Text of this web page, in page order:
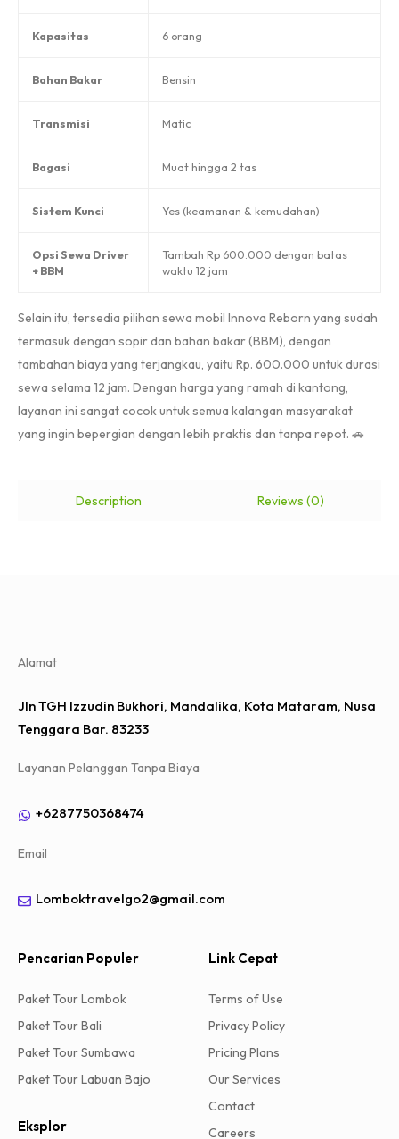
Kapasitas 6 orang
Bahan Bakar Bensin
Transmisi Matic
Bagasi Muat hingga 2 tas
Sistem Kunci Yes (keamanan & kemudahan)
Opsi Sewa Driver
+ BBM
Tambah Rp 600.000 dengan batas
waktu 12 jam
Selain itu, tersedia pilihan sewa mobil Innova Reborn yang sudah
termasuk dengan sopir dan bahan bakar (BBM), dengan
tambahan biaya yang terjangkau, yaitu Rp. 600.000 untuk durasi
sewa selama 12 jam. Dengan harga yang ramah di kantong,
layanan ini sangat cocok untuk semua kalangan masyarakat
yang ingin bepergian dengan lebih praktis dan tanpa repot. 🚗
Description Reviews (0)
Alamat
Jln TGH Izzudin Bukhori, Mandalika, Kota Mataram, Nusa
Tenggara Bar. 83233
Layanan Pelanggan Tanpa Biaya
+6287750368474
Email
Lomboktravelgo2@gmail.com
Pencarian Populer
Paket Tour Lombok
Paket Tour Bali
Paket Tour Sumbawa
Paket Tour Labuan Bajo
Eksplor
Link Cepat
Terms of Use
Privacy Policy
Pricing Plans
Our Services
Contact
Careers